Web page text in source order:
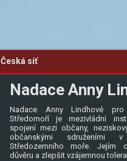
Česká síť
Nadace Anny
Nadace Anny Lindhové
Středomoří je mezivládní
spojení mezi občany,
občanskými sdruženími
Středozemního moře. Jejím
důvěru a zlepšit vzájemnou